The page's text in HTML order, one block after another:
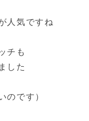
人気ですね
チも
した
のです）